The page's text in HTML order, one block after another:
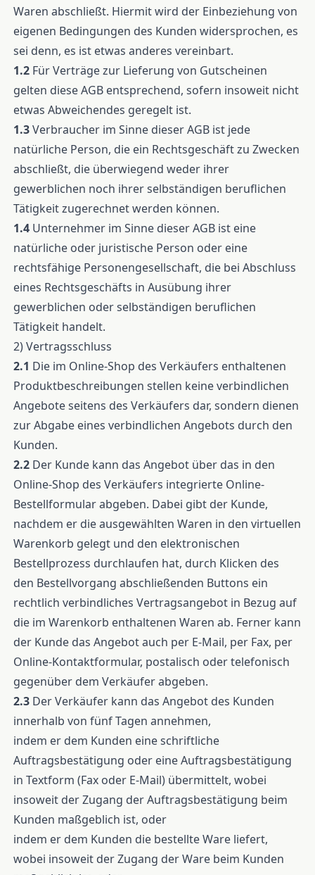
Waren abschließt. Hiermit wird der Einbeziehung von
eigenen Bedingungen des Kunden widersprochen, es
sei denn, es ist etwas anderes vereinbart.
1.2 Für Verträge zur Lieferung von Gutscheinen
gelten diese AGB entsprechend, sofern insoweit nicht
etwas Abweichendes geregelt ist.
1.3Verbraucher im Sinne dieser AGB ist jede
natürliche Person, die ein Rechtsgeschäft zu Zwecken
abschließt, die überwiegend weder ihrer
gewerblichen noch ihrer selbständigen beruflichen
Tätigkeit zugerechnet werden können.
1.4 Unternehmer im Sinne dieser AGB ist eine
natürliche oder juristische Person oder eine
rechtsfähige Personengesellschaft, die bei Abschluss
eines Rechtsgeschäfts in Ausübung ihrer
gewerblichen oder selbständigen beruflichen
Tätigkeit handelt.
2) Vertragsschluss
2.1 Die im Online-Shop des Verkäufers enthaltenen
Produktbeschreibungen stellen keine verbindlichen
Angebote seitens des Verkäufers dar, sondern dienen
zur Abgabe eines verbindlichen Angebots durch den
Kunden.
2.2 Der Kunde kann das Angebot über das in den
Online-Shop des Verkäufers integrierte Online-
Bestellformular abgeben. Dabei gibt der Kunde,
nachdem er die ausgewählten Waren in den virtuellen
Warenkorb gelegt und den elektronischen
Bestellprozess durchlaufen hat, durch Klicken des
den Bestellvorgang abschließenden Buttons ein
rechtlich verbindliches Vertragsangebot in Bezug auf
die im Warenkorb enthaltenen Waren ab. Ferner kann
der Kunde das Angebot auch per E-Mail, per Fax, per
Online-Kontaktformular, postalisch oder telefonisch
gegenüber dem Verkäufer abgeben.
2.3 Der Verkäufer kann das Angebot des Kunden
innerhalb von fünf Tagen annehmen,
indem er dem Kunden eine schriftliche
Auftragsbestätigung oder eine Auftragsbestätigung
in Textform (Fax oder E-Mail) übermittelt, wobei
insoweit der Zugang der Auftragsbestätigung beim
Kunden maßgeblich ist, oder
indem er dem Kunden die bestellte Ware liefert,
wobei insoweit der Zugang der Ware beim Kunden